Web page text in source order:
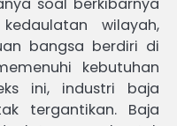
wilayah,
bangsa berdiri di
kebutuhan
ini, industri baja
tergantikan. Baja